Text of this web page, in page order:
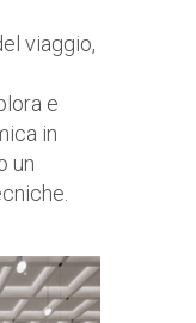
viaggio,
e
in
un